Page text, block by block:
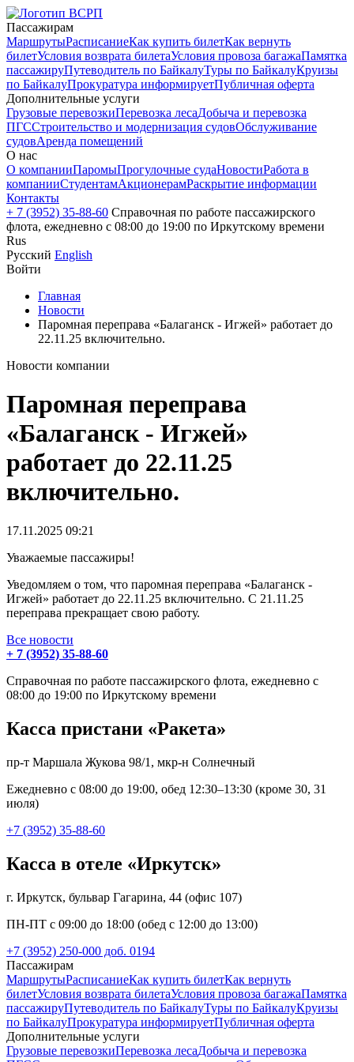
Пассажирам
МаршрутыРасписаниеКак купить билетКак вернуть
билетУсловия возврата билетаУсловия провоза багажаПамятка
пассажируПутеводитель по БайкалуТуры по БайкалуКруизы
по БайкалуПрокуратура информируетПубличная оферта
Дополнительные услуги
Грузовые перевозкиПеревозка лесаДобыча и перевозка
ПГССтроительство и модернизация судовОбслуживание
судовАренда помещений
О нас
О компанииПаромыПрогулочные судаНовостиРабота в
компанииСтудентамАкционерамРаскрытие информации
Контакты
+ 7 (3952) 35-88-60 Справочная по работе пассажирского
флота, ежедневно с 08:00 до 19:00 по Иркутскому времени
Rus
Русский English
Войти
Главная
Новости
Паромная переправа «Балаганск - Игжей» работает до
22.11.25 включительно.
Новости компании
Паромная переправа
«Балаганск - Игжей»
работает до 22.11.25
включительно.
17.11.2025 09:21
Уважаемые пассажиры!
Уведомляем о том, что паромная переправа «Балаганск -
Игжей» работает до 22.11.25 включительно. С 21.11.25
переправа прекращает свою работу.
Все новости
+ 7 (3952) 35-88-60
Справочная по работе пассажирского флота, ежедневно с
08:00 до 19:00 по Иркутскому времени
Касса пристани «Ракета»
пр-т Маршала Жукова 98/1, мкр-н Солнечный
Ежедневно с 08:00 до 19:00, обед 12:30–13:30 (кроме 30, 31
июля)
+7 (3952) 35-88-60
Касса в отеле «Иркутск»
г. Иркутск, бульвар Гагарина, 44 (офис 107)
ПН-ПТ с 09:00 до 18:00 (обед с 12:00 до 13:00)
+7 (3952) 250-000 доб. 0194
Пассажирам
МаршрутыРасписаниеКак купить билетКак вернуть
билетУсловия возврата билетаУсловия провоза багажаПамятка
пассажируПутеводитель по БайкалуТуры по БайкалуКруизы
по БайкалуПрокуратура информируетПубличная оферта
Дополнительные услуги
Грузовые перевозкиПеревозка лесаДобыча и перевозка